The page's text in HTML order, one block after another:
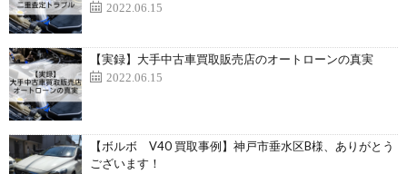
2022.06.15
【実録】大手中古車買取販売店のオートローンの真実
2022.06.15
【ボルボ V40 買取事例】神戸市垂水区B様、ありがとう
ございます！